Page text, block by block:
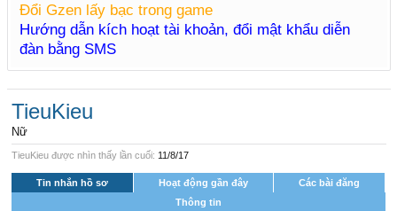
Đổi Gzen lấy bạc trong game
Hướng dẫn kích hoạt tài khoản, đổi mật khẩu diễn
đàn bằng SMS
TieuKieu
Nữ
TieuKieu được nhìn thấy lần cuối: 11/8/17
Tin nhắn hồ sơ Hoạt động gần đây
Các bài đăng
Thông tin